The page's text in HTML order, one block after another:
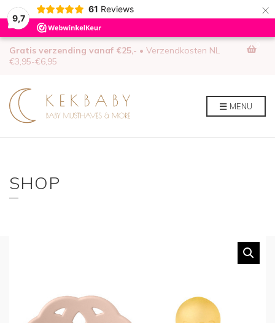
9,7
61 Reviews ×
Gratis verzending vanaf €25,- • Verzendkosten NL
€3,95-€6,95
MENU
SHOP